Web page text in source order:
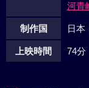
河青
制作国 日本
上映時間 74分